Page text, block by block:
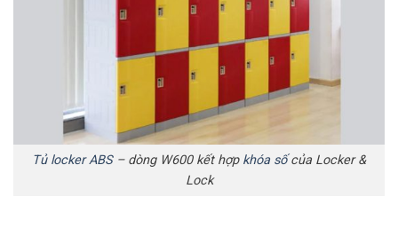
Tủ locker ABS– dòng W600 kết hợp khóa sốcủa Locker &
Lock